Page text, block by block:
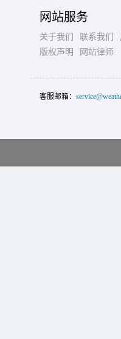
网站服务
关于我们 联系我们
版权声明
网站律师
客服邮箱：